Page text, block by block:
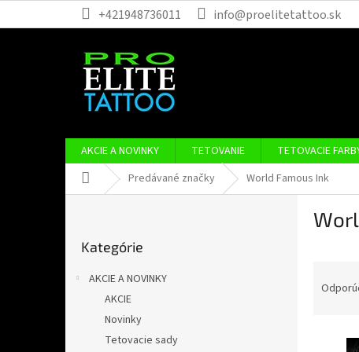
+421948736011 info@proelitetattoo.sk
AKCIE A NOVINKY TETOVANIE TETOVACIE
DomovPredávané značky World Famous Ink
kategórie
Kategórie
AKCIE A NOVINKY
AKCIE
Novinky
Tetovacie sady